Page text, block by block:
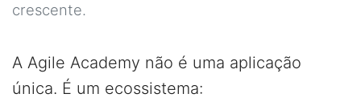
crescente.
A Agile Academy não é uma aplicação
única. É um ecossistema: